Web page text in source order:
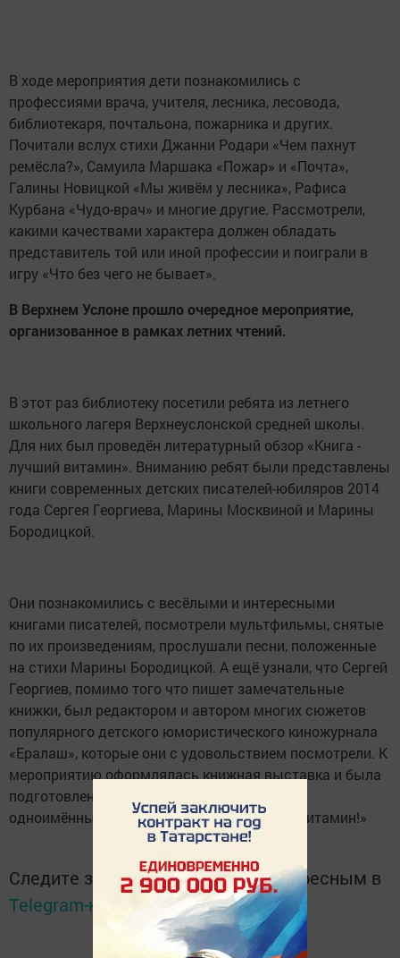
В ходе мероприятия дети познакомились с
профессиями врача, учителя, лесника, лесовода,
библиотекаря, почтальона, пожарника и других.
Почитали вслух стихи Джанни Родари «Чем пахнут
ремёсла?», Самуила Маршака «Пожар» и «Почта»,
Галины Новицкой «Мы живём у лесника», Рафиса
Курбана «Чудо-врач» и многие другие. Рассмотрели,
какими качествами характера должен обладать
представитель той или иной профессии и поиграли в
игру «Что без чего не бывает».
В Верхнем Услоне прошло очередное мероприятие,
организованное в рамках летних чтений.
В этот раз библиотеку посетили ребята из летнего
школьного лагеря Верхнеуслонской средней школы.
Для них был проведён литературный обзор «Книга -
лучший витамин». Вниманию ребят были представлены
книги современных детских писателей-юбиляров 2014
года Сергея Георгиева, Марины Москвиной и Марины
Бородицкой.
Они познакомились с весёлыми и интересными
книгами писателей, посмотрели мультфильмы, снятые
по их произведениям, прослушали песни, положенные
на стихи Марины Бородицкой. А ещё узнали, что Сергей
Георгиев, помимо того что пишет замечательные
книжки, был редактором и автором многих сюжетов
популярного детского юмористического киножурнала
«Ералаш», которые они с удовольствием посмотрели. К
мероприятию оформлялась книжная выставка и была
подготовлена электронная презентация с
одноимённым названием «Книга - лучший витамин!»
Следите за самым важным и интересным в
Telegram-канале
Татмедиа